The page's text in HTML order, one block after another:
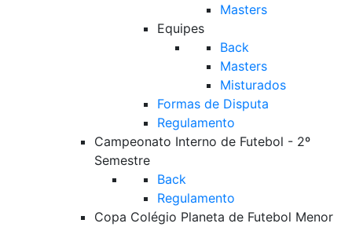
Masters
Equipes
Back
Masters
Misturados
Formas de Disputa
Regulamento
Campeonato Interno de Futebol - 2º
Semestre
Back
Regulamento
Copa Colégio Planeta de Futebol Menor